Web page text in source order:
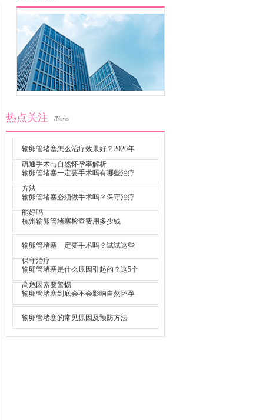
热点关注 /News
输卵管堵塞怎么治疗效果好？2026年
疏通手术与自然怀孕率解析
输卵管堵塞一定要手术吗有哪些治疗
方法
输卵管堵塞必须做手术吗？保守治疗
能好吗
杭州输卵管堵塞检查费用多少钱
输卵管堵塞一定要手术吗？试试这些
保守治疗
输卵管堵塞是什么原因引起的？这5个
高危因素要警惕
输卵管堵塞到底会不会影响自然怀孕
输卵管堵塞的常见原因及预防方法